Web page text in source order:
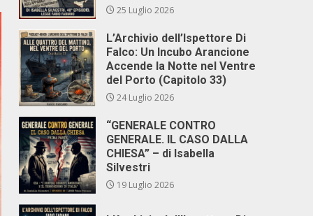
25 Luglio 2026
L’Archivio dell’Ispettore Di
Falco: Un Incubo Arancione
Accende la Notte nel Ventre
del Porto (Capitolo 33)
24 Luglio 2026
“GENERALE CONTRO
GENERALE. IL CASO DALLA
CHIESA” – di Isabella
Silvestri
19 Luglio 2026